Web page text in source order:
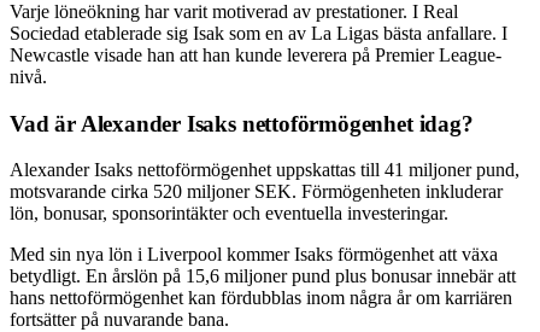
Varje löneökning har varit motiverad av prestationer. I Real
Sociedad etablerade sig Isak som en av La Ligas bästa anfallare. I
Newcastle visade han att han kunde leverera på Premier League-
nivå.
Vad är Alexander Isaks nettoförmögenhet idag?
Alexander Isaks nettoförmögenhet uppskattas till 41 miljoner pund,
motsvarande cirka 520 miljoner SEK. Förmögenheten inkluderar
lön, bonusar, sponsorintäkter och eventuella investeringar.
Med sin nya lön i Liverpool kommer Isaks förmögenhet att växa
betydligt. En årslön på 15,6 miljoner pund plus bonusar innebär att
hans nettoförmögenhet kan fördubblas inom några år om karriären
fortsätter på nuvarande bana.